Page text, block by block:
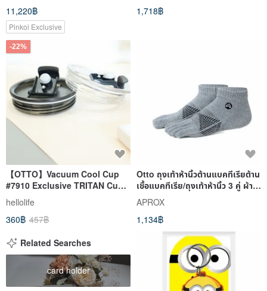
11,220฿
Pinkoi Exclusive
1,718฿
-22%
【OTTO】Vacuum Cool Cup
#7910 Exclusive TRITAN Cup
Cover - Matt White/Mist Black
(Two Colors Available)
hellolife
360฿ 457฿
Otto ถุงเท้าห้านิ้วต้านแบคทีเรียต้าน
เชื้อแบคทีเรีย/ถุงเท้าห้านิ้ว 3 คู่ ผ้า
ฝ้ายต
APROX
1,134฿
Related Searches
card holder